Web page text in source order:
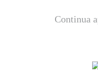
Continua